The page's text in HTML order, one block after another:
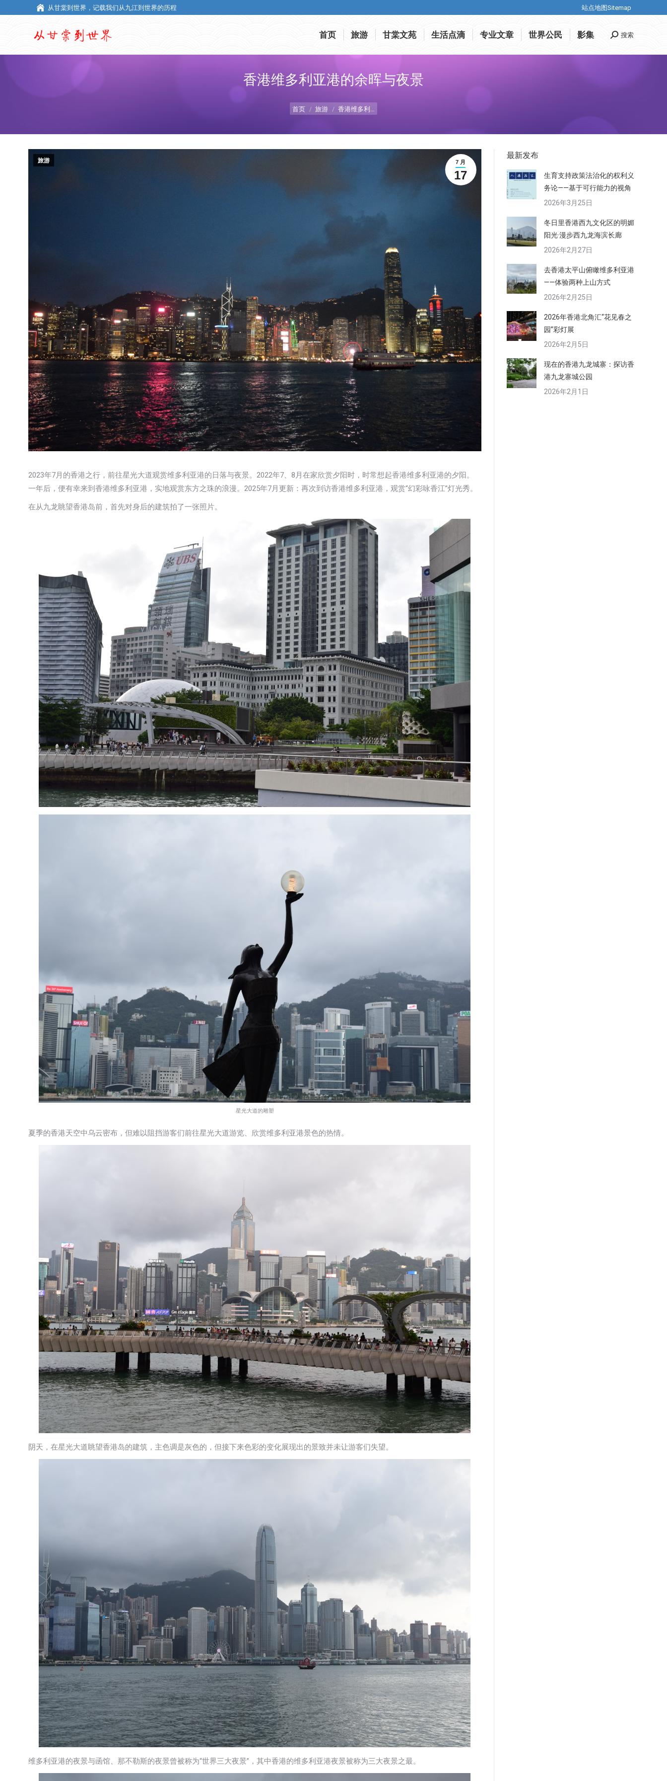
从甘棠到世界，记载我们从九江到世界的历程 站点地图Sitemap
首页 旅游 甘棠文苑 生活点滴 专业文章 世界公民 影集
搜 搜索
香港维多利亚港的余晖与夜景
首页 旅游 香港维多利…
7 月
17
旅游
2023年7月的香港之行，前往星光大道观赏维多利亚港的日落与夜景。2022年7、8月在家欣赏夕阳时，时常想起香港维多利亚港的夕阳。
一年后，便有幸来到香港维多利亚港，实地观赏东方之珠的浪漫。2025年7月更新：再次到访香港维多利亚港，观赏“幻彩咏香江”灯光秀。
在从九龙眺望香港岛前，首先对身后的建筑拍了一张照片。
星光大道的雕塑
夏季的香港天空中乌云密布，但难以阻挡游客们前往星光大道游览、欣赏维多利亚港景色的热情。
阴天，在星光大道眺望香港岛的建筑，主色调是灰色的，但接下来色彩的变化展现出的景致并未让游客们失望。
维多利亚港的夜景与函馆、那不勒斯的夜景曾被称为“世界三大夜景”，其中香港的维多利亚港夜景被称为三大夜景之最。
最新发布
生育支持政策法治化的权利义
务论——基于可行能力的视角
2026年3月25日
冬日里香港西九文化区的明媚
阳光·漫步西九龙海滨长廊
2026年2月27日
去香港太平山俯瞰维多利亚港
——体验两种上山方式
2026年2月25日
2026年香港北角汇“花见春之
园”彩灯展
2026年2月5日
现在的香港九龙城寨：探访香
港九龙寨城公园
2026年2月1日
从甘棠到世界，记载我们从九江到世界的历程 站点地图Sitemap
首页 旅游 甘棠文苑 生活点滴 专业文章 世界公民 影集
搜 搜索